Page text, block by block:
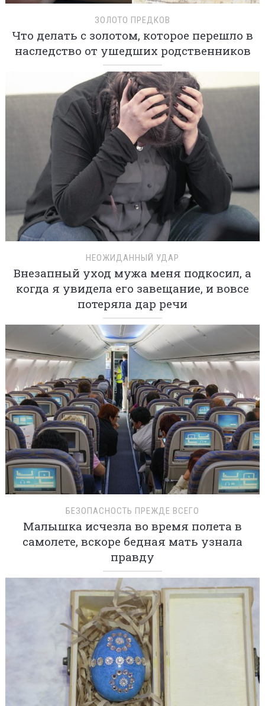
ЗОЛОТО ПРЕДКОВ
Что делать с золотом, которое перешло в
наследство от ушедших родственников
НЕОЖИДАННЫЙ УДАР
Внезапный уход мужа меня подкосил, а
когда я увидела его завещание, и вовсе
потеряла дар речи
БЕЗОПАСНОСТЬ ПРЕЖДЕ ВСЕГО
Малышка исчезла во время полета в
самолете, вскоре бедная мать узнала
правду